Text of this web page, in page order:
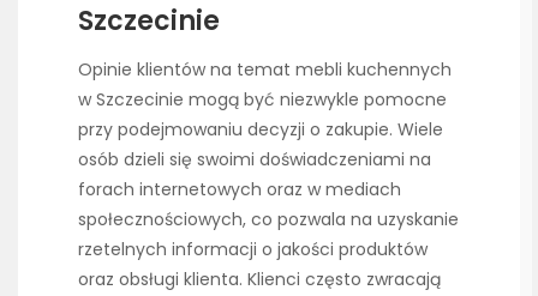
Szczecinie
Opinie klientów na temat mebli kuchennych
w Szczecinie mogą być niezwykle pomocne
przy podejmowaniu decyzji o zakupie. Wiele
osób dzieli się swoimi doświadczeniami na
forach internetowych oraz w mediach
społecznościowych, co pozwala na uzyskanie
rzetelnych informacji o jakości produktów
oraz obsługi klienta. Klienci często zwracają